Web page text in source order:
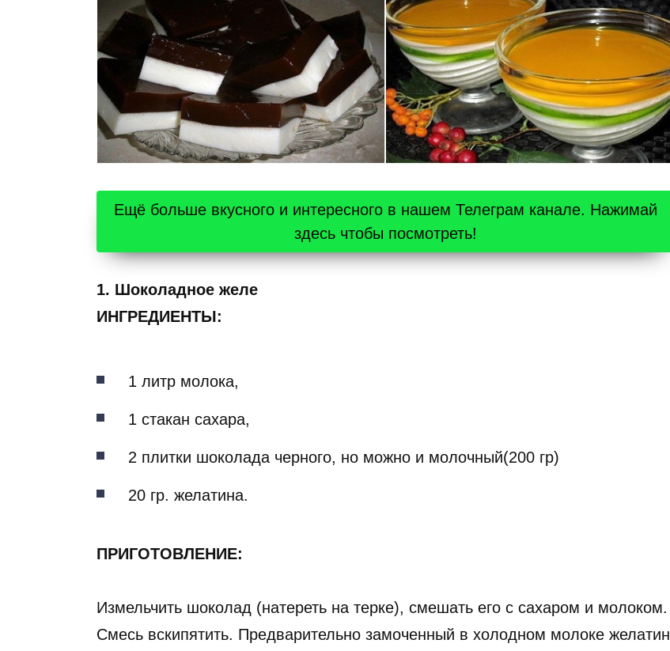
Ещё больше вкусного и интересного в нашем Телеграм канале. Нажимай
здесь чтобы посмотреть!
1. Шоколадное желе
ИНГРЕДИЕНТЫ:
1 литр молока,
1 стакан сахара,
2 плитки шоколада черного, но можно и молочный(200 гр)
20 гр. желатина.
ПРИГОТОВЛЕНИЕ:
Измельчить шоколад (натереть на терке), смешать его с сахаром и молоком.
Смесь вскипятить. Предварительно замоченный в холодном молоке желатин